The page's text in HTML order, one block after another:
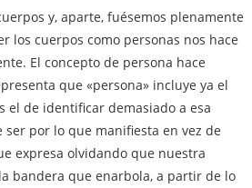
y, aparte, fuésemos plenamente
los cuerpos como personas nos hace
El concepto de persona hace
que «persona» incluye ya el
el de identificar demasiado a esa
por lo que manifiesta en vez de
expresa olvidando que nuestra
bandera que enarbola, a partir de lo